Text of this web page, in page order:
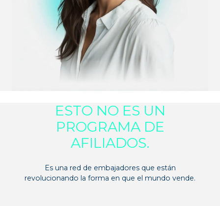
ESTO NO ES UN
PROGRAMA DE
AFILIADOS.
Es una red de embajadores que están
revolucionando la forma en que el mundo vende.